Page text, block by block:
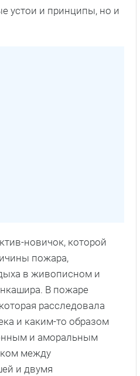
устои и принципы, но и
новичок, которой
пожара,
в живописном и
В пожаре
расследовала
и каким-то образом
и аморальным
между
и двумя